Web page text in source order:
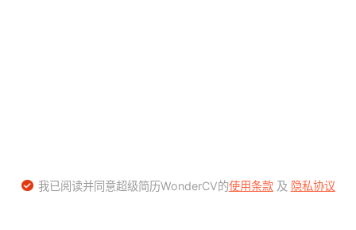
我已阅读并同意超级简历WonderCV的使用条款及 隐私协议